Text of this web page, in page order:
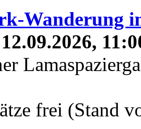
Wanderung
frei (Stand